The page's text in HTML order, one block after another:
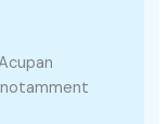
notamment